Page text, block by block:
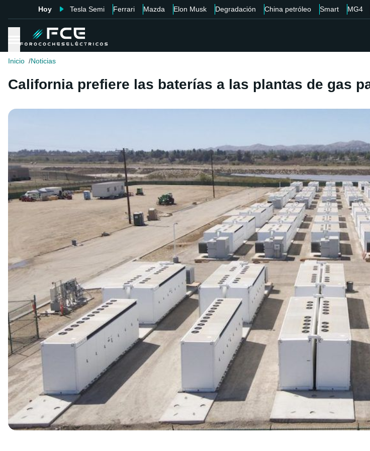
Hoy Tesla Semi Ferrari Mazda Elon Musk Degradación China petróleo Smart MG4
Inicio Noticias
California prefiere las baterías a las plantas de gas